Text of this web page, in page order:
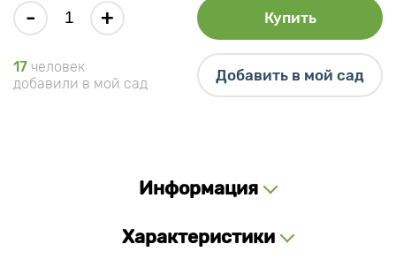
- + Купить
17 человек
добавили в мой сад
Добавить в мой сад
Информация
Характеристики